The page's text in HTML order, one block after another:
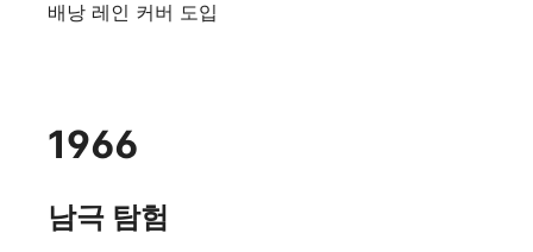
배낭 레인 커버 도입
1966
남극 탐험